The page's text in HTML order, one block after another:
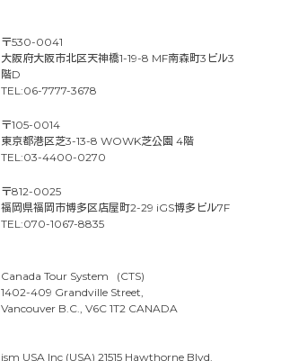
〒530-0041
大阪府大阪市北区天神橋1-19-8 MF南森町3ビル3
階D
TEL:06-7777-3678
〒105-0014
東京都港区芝3-13-8 WOWK芝公園 4階
TEL:03-4400-0270
〒812-0025
福岡県福岡市博多区店屋町2-29 iGS博多ビル7F
TEL:070-1067-8835
Canada Tour System (CTS)
1402-409 Grandville Street,
Vancouver B.C., V6C 1T2 CANADA
ism USA Inc (USA) 21515 Hawthorne Blvd.